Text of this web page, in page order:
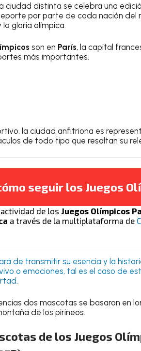
ciudad distinta se celebra una
por parte de cada nación del
gloria olímpica.
son en París, la capital
más importantes.
la ciudad anfitriona es
de todo tipo que resaltan su
seguir los Juegos
de los Juegos Olímpicos
a través de la multiplataforma de
de transmitir su esencia y la
o emociones, tal es el caso de
.
dos mascotas se basaron en
de los pirineos.
de los Juegos